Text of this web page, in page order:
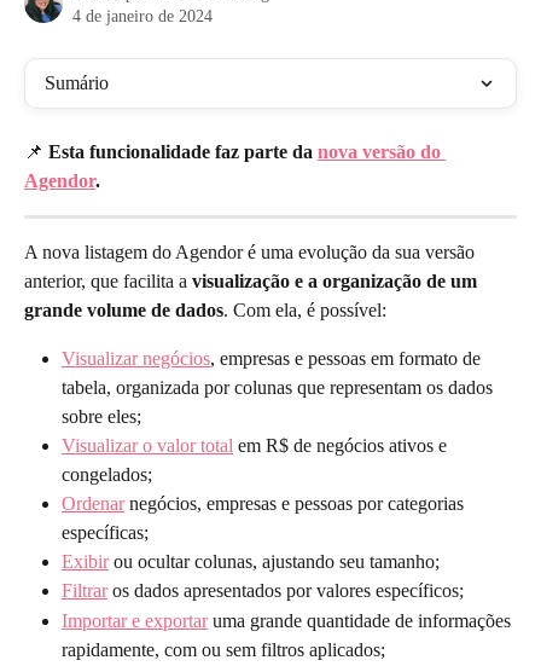
4 de janeiro de 2024
Sumário
📌 Esta funcionalidade faz parte da nova versão do
Agendor.
A nova listagem do Agendor é uma evolução da sua versão
anterior, que facilita a visualização e a organização de um
grande volume de dados. Com ela, é possível:
Visualizar negócios, empresas e pessoas em formato de
tabela, organizada por colunas que representam os dados
sobre eles;
Visualizar o valor total em R$ de negócios ativos e
congelados;
Ordenar negócios, empresas e pessoas por categorias
específicas;
Exibir ou ocultar colunas, ajustando seu tamanho;
Filtrar os dados apresentados por valores específicos;
Importar e exportar uma grande quantidade de informações
rapidamente, com ou sem filtros aplicados;